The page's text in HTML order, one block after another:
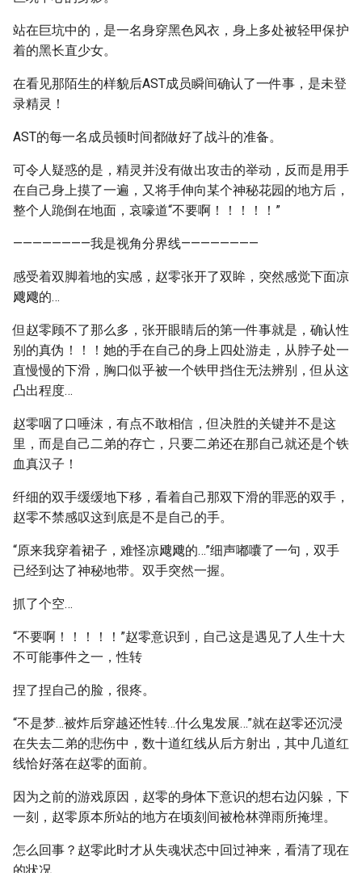
站在巨坑中的，是一名身穿黑色风衣，身上多处被轻甲保护
着的黑长直少女。
在看见那陌生的样貌后AST成员瞬间确认了一件事，是未登
录精灵！
AST的每一名成员顿时间都做好了战斗的准备。
可令人疑惑的是，精灵并没有做出攻击的举动，反而是用手
在自己身上摸了一遍，又将手伸向某个神秘花园的地方后，
整个人跪倒在地面，哀嚎道“不要啊！！！！！”
————————我是视角分界线————————
感受着双脚着地的实感，赵零张开了双眸，突然感觉下面凉
飕飕的…
但赵零顾不了那么多，张开眼睛后的第一件事就是，确认性
别的真伪！！！她的手在自己的身上四处游走，从脖子处一
直慢慢的下滑，胸口似乎被一个铁甲挡住无法辨别，但从这
凸出程度…
赵零咽了口唾沫，有点不敢相信，但决胜的关键并不是这
里，而是自己二弟的存亡，只要二弟还在那自己就还是个铁
血真汉子！
纤细的双手缓缓地下移，看着自己那双下滑的罪恶的双手，
赵零不禁感叹这到底是不是自己的手。
“原来我穿着裙子，难怪凉飕飕的…”细声嘟囔了一句，双手
已经到达了神秘地带。双手突然一握。
抓了个空…
“不要啊！！！！！”赵零意识到，自己这是遇见了人生十大
不可能事件之一，性转
捏了捏自己的脸，很疼。
“不是梦…被炸后穿越还性转…什么鬼发展…”就在赵零还沉浸
在失去二弟的悲伤中，数十道红线从后方射出，其中几道红
线恰好落在赵零的面前。
因为之前的游戏原因，赵零的身体下意识的想右边闪躲，下
一刻，赵零原本所站的地方在顷刻间被枪林弹雨所掩埋。
怎么回事？赵零此时才从失魂状态中回过神来，看清了现在